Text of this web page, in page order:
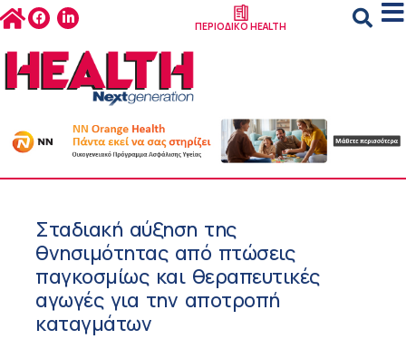
ΠΕΡΙΟΔΙΚΟ HEALTH
Σταδιακή αύξηση της
θνησιμότητας από πτώσεις
παγκοσμίως και θεραπευτικές
αγωγές για την αποτροπή
καταγμάτων